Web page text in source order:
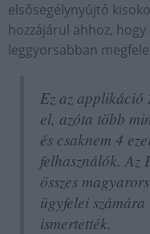
elsősegélynyújtó
hozzájárul ahhoz,
leggyorsabban
Ez az
el, azóta több
és csaknem 4
felhasználók. Az
összes
ügyfelei
ismertették.